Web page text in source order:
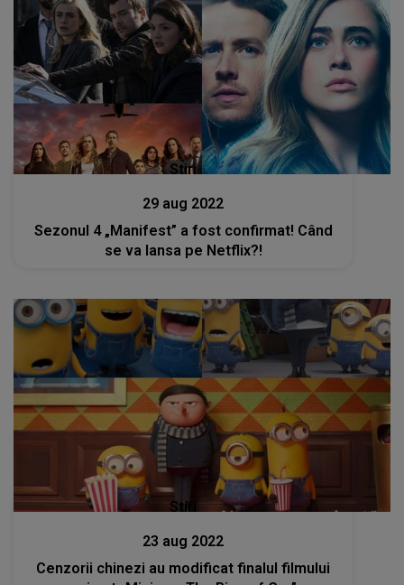
Stiri
29 aug 2022
Sezonul 4 „Manifest” a fost confirmat! Când
se va lansa pe Netflix?!
Stiri
23 aug 2022
Cenzorii chinezi au modificat finalul filmului